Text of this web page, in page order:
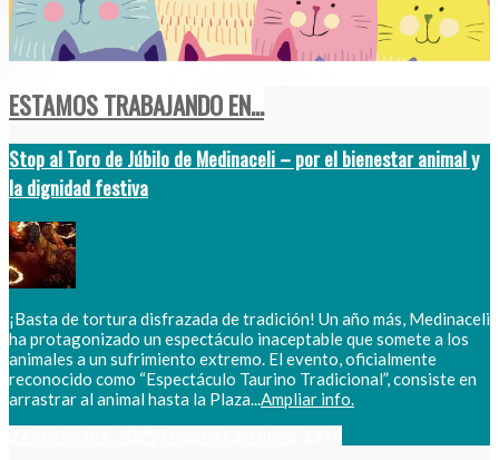
ESTAMOS TRABAJANDO EN...
Stop al Toro de Júbilo de Medinaceli – por el bienestar animal y
la dignidad festiva
¡Basta de tortura disfrazada de tradición! Un año más, Medinaceli
ha protagonizado un espectáculo inaceptable que somete a los
animales a un sufrimiento extremo. El evento, oficialmente
reconocido como “Espectáculo Taurino Tradicional”, consiste en
arrastrar al animal hasta la Plaza...Ampliar info.